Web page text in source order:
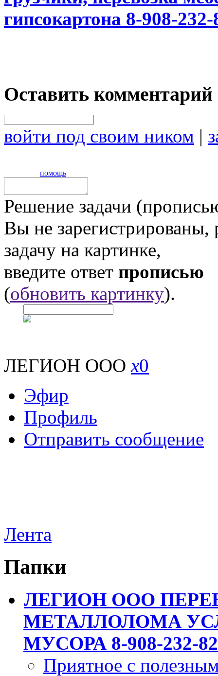
гипсокартона 8-908-
Оставить комментарий
войти под своим ником |
помощь
Решение задачи
Вы не
задачу на картинке,
введите ответ прописью
(обновить картинку).
ЛЕГИОН ОООx0
Эфир
Профиль
Отправить сообщение
Лента
Папки
ЛЕГИОН ООО
МЕТАЛЛОЛОМА
МУСОРА 8-908-232-
Приятное с